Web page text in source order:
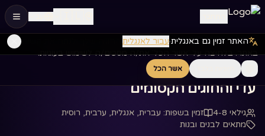
האתר זמין גם באנגלית·עבור לאנגלית
אנחנו משתמשים בעוגיות כדי לשפר את החוויה שלך ולנתח את השימוש
באתר. בלחיצה על 'אשר הכל' את/ה מסכים/ה לשימוש בעוגיות.
אשר הכל
דף הבית ספרים ‏עדי והחוגים הקסומים‏
‏עדי והחוגים הקסומים‏
גילאי 4-8 זמין בשפות: עברית, אנגלית, ערבית, רוסית
מתאים לבנים ובנות